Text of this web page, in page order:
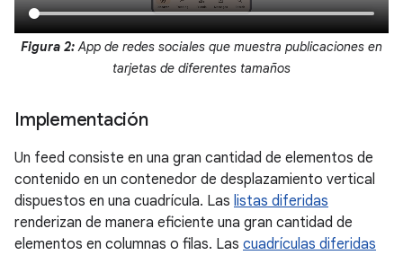
Figura 2: App de redes sociales que muestra publicaciones en
tarjetas de diferentes tamaños
Implementación
Un feed consiste en una gran cantidad de elementos de
contenido en un contenedor de desplazamiento vertical
dispuestos en una cuadrícula. Las listas diferidas
renderizan de manera eficiente una gran cantidad de
elementos en columnas o filas. Las cuadrículas diferidas